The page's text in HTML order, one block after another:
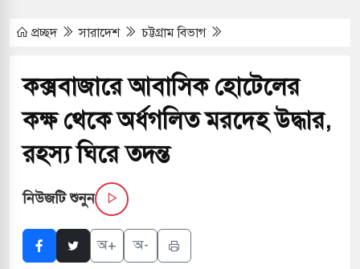
হয়ে আসছে ‘স্পেশাল রেসপন্স ব্যাটালিয়ন
বাসের মুখোমুখি সংঘর্ষে ৯ জন নিহত
৬ শ্রমিক নিহত, আহত ১৫
বন্দুকধারীর গুলিতে শিক্ষক নিহত, হামলাকারীর আত্মহত্যা
প্রচ্ছদ সারাদেশ চট্টগ্রাম বিভাগ
কক্সবাজারে আবাসিক হোটেলের
কক্ষ থেকে অর্ধগলিত মরদেহ উদ্ধার,
রহস্য ঘিরে তদন্ত
নিউজটি শুনুন
অ+ অ-